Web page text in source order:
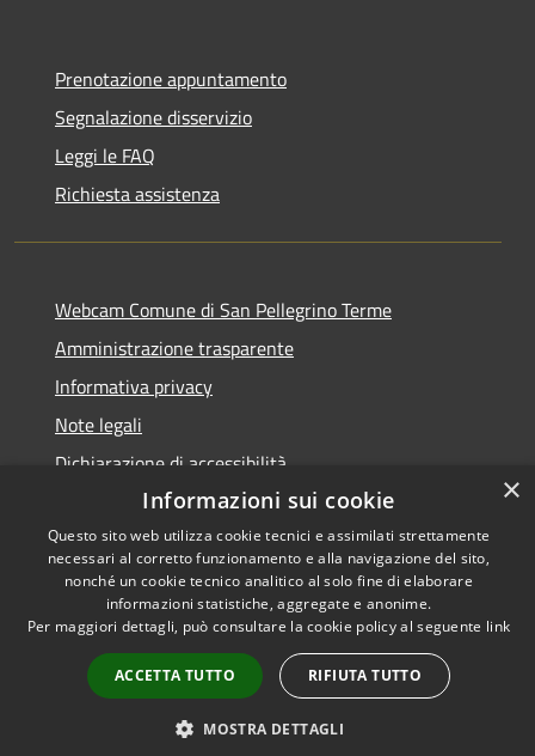
Prenotazione appuntamento
Segnalazione disservizio
Leggi le FAQ
Richiesta assistenza
Webcam Comune di San Pellegrino Terme
Amministrazione trasparente
Informativa privacy
Note legali
Dichiarazione di accessibilità
Accessibilità
Privacy
Mappa del sito
Copyright © 2026 • Comune di
San Pellegrino Terme •
Powered byMunicipium
Accesso redazione
×
Informazioni sui cookie
Questo sito web utilizza cookie tecnici e assimilati strettamente
necessari al corretto funzionamento e alla navigazione del sito,
nonché un cookie tecnico analitico al solo fine di elaborare
informazioni statistiche, aggregate e anonime.
Per maggiori dettagli, può consultare la cookie policy al seguente link
ACCETTA TUTTO RIFIUTA TUTTO
MOSTRA DETTAGLI